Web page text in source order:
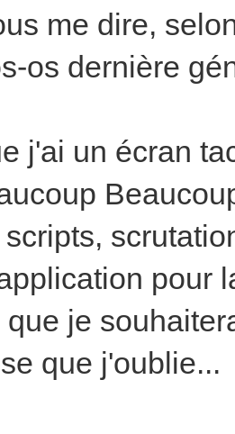
me dire,
os dernière
j'ai un écran
pour
je
que j'oublie...